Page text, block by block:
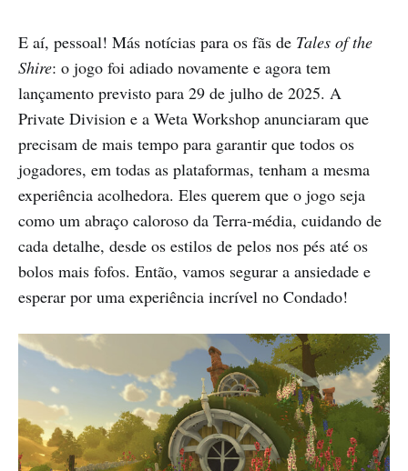
E aí, pessoal! Más notícias para os fãs de Tales of the
Shire: o jogo foi adiado novamente e agora tem
lançamento previsto para 29 de julho de 2025. A
Private Division e a Weta Workshop anunciaram que
precisam de mais tempo para garantir que todos os
jogadores, em todas as plataformas, tenham a mesma
experiência acolhedora. Eles querem que o jogo seja
como um abraço caloroso da Terra-média, cuidando de
cada detalhe, desde os estilos de pelos nos pés até os
bolos mais fofos. Então, vamos segurar a ansiedade e
esperar por uma experiência incrível no Condado!